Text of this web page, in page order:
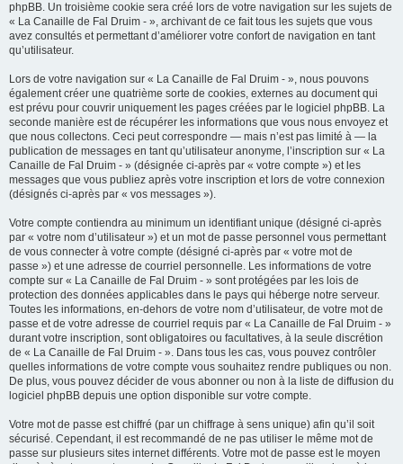
phpBB. Un troisième cookie sera créé lors de votre navigation sur les sujets de
« La Canaille de Fal Druim - », archivant de ce fait tous les sujets que vous
avez consultés et permettant d’améliorer votre confort de navigation en tant
qu’utilisateur.
Lors de votre navigation sur « La Canaille de Fal Druim - », nous pouvons
également créer une quatrième sorte de cookies, externes au document qui
est prévu pour couvrir uniquement les pages créées par le logiciel phpBB. La
seconde manière est de récupérer les informations que vous nous envoyez et
que nous collectons. Ceci peut correspondre — mais n’est pas limité à — la
publication de messages en tant qu’utilisateur anonyme, l’inscription sur « La
Canaille de Fal Druim - » (désignée ci-après par « votre compte ») et les
messages que vous publiez après votre inscription et lors de votre connexion
(désignés ci-après par « vos messages »).
Votre compte contiendra au minimum un identifiant unique (désigné ci-après
par « votre nom d’utilisateur ») et un mot de passe personnel vous permettant
de vous connecter à votre compte (désigné ci-après par « votre mot de
passe ») et une adresse de courriel personnelle. Les informations de votre
compte sur « La Canaille de Fal Druim - » sont protégées par les lois de
protection des données applicables dans le pays qui héberge notre serveur.
Toutes les informations, en-dehors de votre nom d’utilisateur, de votre mot de
passe et de votre adresse de courriel requis par « La Canaille de Fal Druim - »
durant votre inscription, sont obligatoires ou facultatives, à la seule discrétion
de « La Canaille de Fal Druim - ». Dans tous les cas, vous pouvez contrôler
quelles informations de votre compte vous souhaitez rendre publiques ou non.
De plus, vous pouvez décider de vous abonner ou non à la liste de diffusion du
logiciel phpBB depuis une option disponible sur votre compte.
Votre mot de passe est chiffré (par un chiffrage à sens unique) afin qu’il soit
sécurisé. Cependant, il est recommandé de ne pas utiliser le même mot de
passe sur plusieurs sites internet différents. Votre mot de passe est le moyen